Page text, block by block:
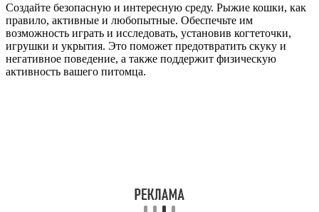
Создайте безопасную и интересную среду. Рыжие кошки, как
правило, активные и любопытные. Обеспечьте им
возможность играть и исследовать, установив когтеточки,
игрушки и укрытия. Это поможет предотвратить скуку и
негативное поведение, а также поддержит физическую
активность вашего питомца.